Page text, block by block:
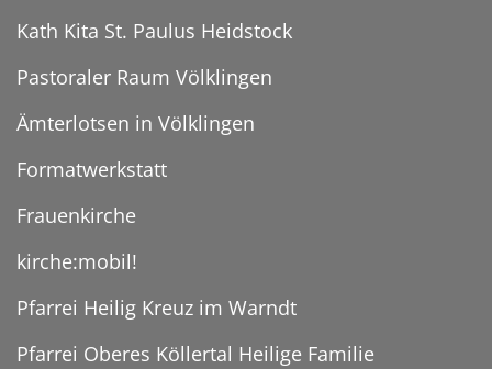
Kath Kita St. Paulus Heidstock
Pastoraler Raum Völklingen
Ämterlotsen in Völklingen
Formatwerkstatt
Frauenkirche
kirche:mobil!
Pfarrei Heilig Kreuz im Warndt
Pfarrei Oberes Köllertal Heilige Familie